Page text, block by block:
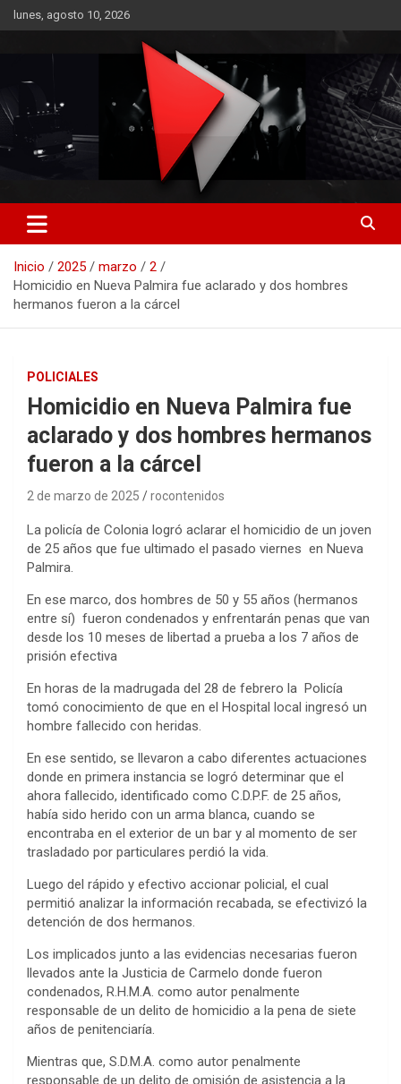
Saltar
al
lunes, agosto 10, 2026
RO CONTENIDOS
Inicio 2025 marzo
2
Homicidio en Nueva Palmira fue aclarado y dos hombres
hermanos fueron a la cárcel
POLICIALES
Homicidio en Nueva Palmira fue
aclarado y dos hombres hermanos
fueron a la cárcel
2 de marzo de 2025 rocontenidos
La policía de Colonia logró aclarar el homicidio de un joven
de 25 años que fue ultimado el pasado viernes en Nueva
Palmira.
En ese marco, dos hombres de 50 y 55 años (hermanos
entre sí) fueron condenados y enfrentarán penas que van
desde los 10 meses de libertad a prueba a los 7 años de
prisión efectiva
En horas de la madrugada del 28 de febrero la Policía
tomó conocimiento de que en el Hospital local ingresó un
hombre fallecido con heridas.
En ese sentido, se llevaron a cabo diferentes actuaciones
donde en primera instancia se logró determinar que el
ahora fallecido, identificado como C.D.P.F. de 25 años,
había sido herido con un arma blanca, cuando se
encontraba en el exterior de un bar y al momento de ser
trasladado por particulares perdió la vida.
Luego del rápido y efectivo accionar policial, el cual
permitió analizar la información recabada, se efectivizó la
detención de dos hermanos.
Los implicados junto a las evidencias necesarias fueron
llevados ante la Justicia de Carmelo donde fueron
condenados, R.H.M.A. como autor penalmente
responsable de un delito de homicidio a la pena de siete
años de penitenciaría.
Mientras que, S.D.M.A. como autor penalmente
responsable de un delito de omisión de asistencia a la